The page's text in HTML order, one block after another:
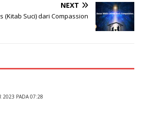
NEXT
(Kitab Suci) dari Compassion
2023 PADA 07:28